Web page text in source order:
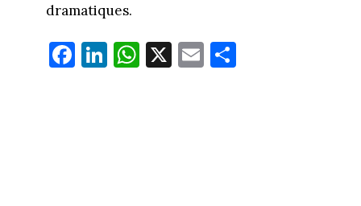
dramatiques.
Fa
ce
Li
nk
W
ha
X E
m
Pa